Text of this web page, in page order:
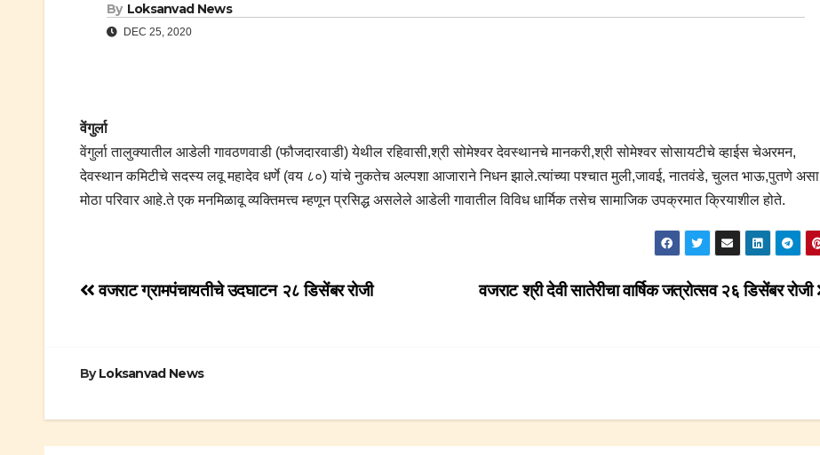
By Loksanvad News
DEC 25, 2020
वेंगुर्ला
वेंगुर्ला तालुक्यातील आडेली गावठणवाडी (फौजदारवाडी) येथील रहिवासी,श्री सोमेश्वर देवस्थानचे मानकरी,श्री सोमेश्वर सोसायटीचे व्हाईस चेअरमन,
देवस्थान कमिटीचे सदस्य लवू महादेव धर्णे (वय ८०) यांचे नुकतेच अल्पशा आजाराने निधन झाले.त्यांच्या पश्चात मुली,जावई, नातवंडे, चुलत भाऊ,पुतणे असा
मोठा परिवार आहे.ते एक मनमिळावू व्यक्तिमत्त्व म्हणून प्रसिद्ध असलेले आडेली गावातील विविध धार्मिक तसेच सामाजिक उपक्रमात क्रियाशील होते.
Post
वजराट श्री देवी सातेरीचा वार्षिक जत्रोत्सव २६ डिसेंबर रोजी
वजराट ग्रामपंचायतीचे उदघाटन २८ डिसेंबर रोजी
ByLoksanvad News